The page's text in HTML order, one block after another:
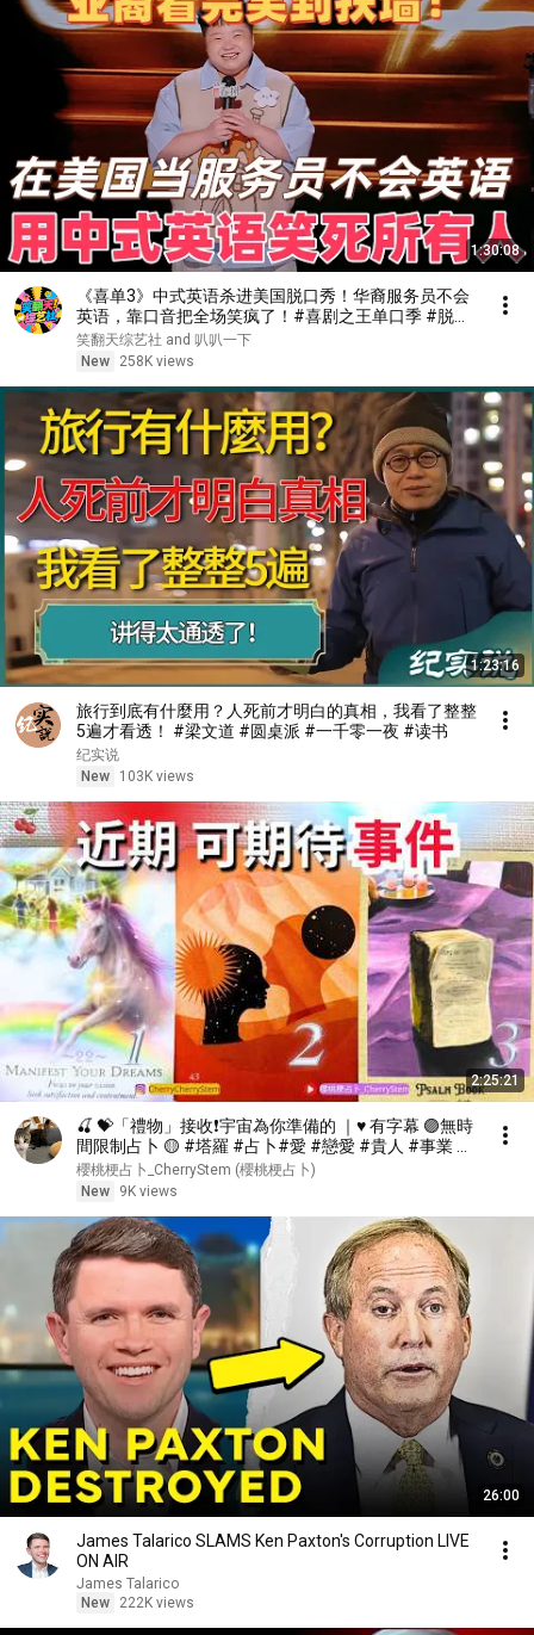
1:30:08
《喜单3》中式英语杀进美国脱口秀！华裔服务员不会
英语，靠口音把全场笑疯了！#喜剧之王单口季 #脱口
秀 #搞笑 #喜剧 #funny #综艺
笑翻天综艺社 and 叭叭一下
New
258K views
1:23:16
旅行到底有什麼用？人死前才明白的真相，我看了整整
5遍才看透！ #梁文道 #圆桌派 #一千零一夜 #读书
纪实说
New
103K views
2:25:21
🍒 💝「禮物」接收❗️宇宙為你準備的 ｜♥️ 有字幕 🟣無時
間限制占卜 🟡 #塔羅 #占卜#愛 #戀愛 #貴人 #事業 #
工作 #情感 #財富 #金錢 #顯化 #奇蹟 #喜訊 #婚姻 #
伴侶 #開運
櫻桃梗占卜_CherryStem (櫻桃梗占卜)
New
9K views
26:00
James Talarico SLAMS Ken Paxton's Corruption LIVE
ON AIR
James Talarico
New
222K views